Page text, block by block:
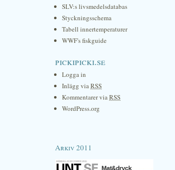
SLV:s livsmedelsdatabas
Styckningsschema
Tabell innertemperaturer
WWF's fiskguide
pickipicki.se
Logga in
Inlägg viaRSS
Kommentarer viaRSS
WordPress.org
Arkiv 2011